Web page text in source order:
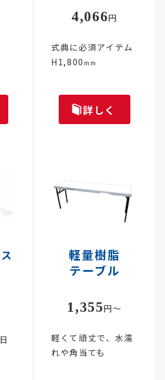
4,066円
式典に必須アイテム
H1,800 mm
詳しく
軽量樹脂
テーブル
1,355円～
軽くて頑丈で、水濡
れや角当ても